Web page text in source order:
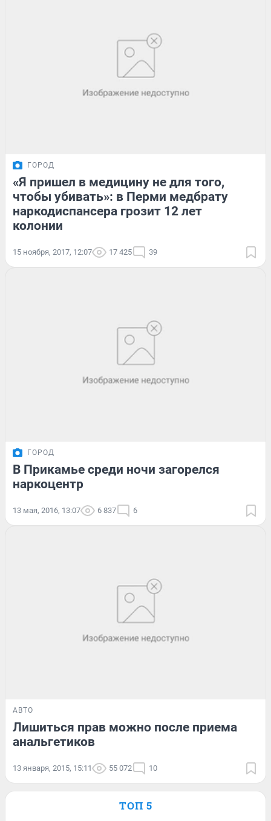
ГОРОД
«Я пришел в медицину не для того,
чтобы убивать»: в Перми медбрату
наркодиспансера грозит 12 лет
колонии
15 ноября, 2017, 12:07 17 425 39
ГОРОД
В Прикамье среди ночи загорелся
наркоцентр
13 мая, 2016, 13:07 6 837 6
АВТО
Лишиться прав можно после приема
анальгетиков
13 января, 2015, 15:11 55 072 10
ТОП 5